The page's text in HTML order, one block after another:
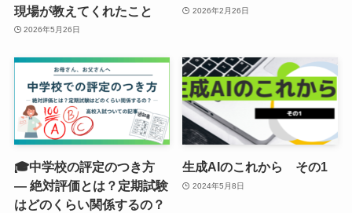
現場が教えてくれたこと
2026年5月26日
2026年2月26日
🎓中学校の評定のつき方
― 絶対評価とは？定期試験
はどのくらい関係するの？
生成AIのこれから その1
2024年5月8日